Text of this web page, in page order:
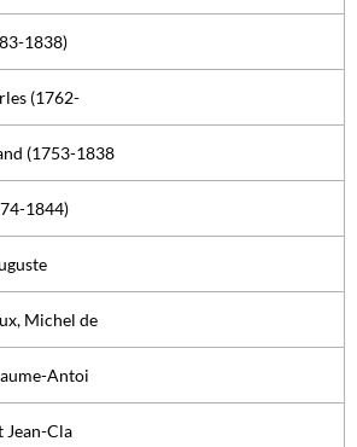
1838)
(1762-
(1753-1838
1844)
Michel de
Antoi
Jean-Cla